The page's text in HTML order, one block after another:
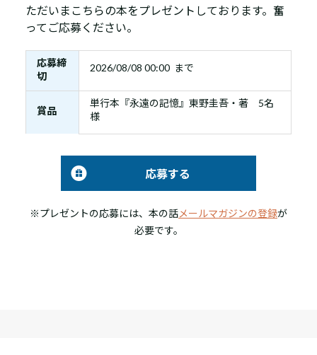
ただいまこちらの本をプレゼントしております。奮
ってご応募ください。
応募締
切
2026/08/08 00:00 まで
賞品
単行本『永遠の記憶』東野圭吾・著 5名
様
応募する
※プレゼントの応募には、本の話メールマガジンの登録が
必要です。